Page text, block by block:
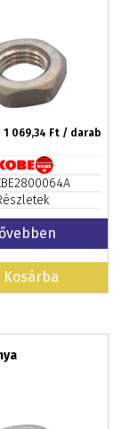
1 069,34 Ft / darab
Kosárba